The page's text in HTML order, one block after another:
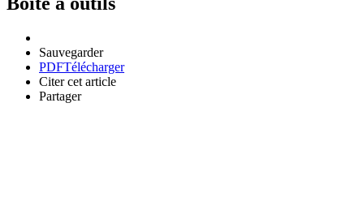
Sauvegarder
PDFTélécharger
Citer cet article
Partager